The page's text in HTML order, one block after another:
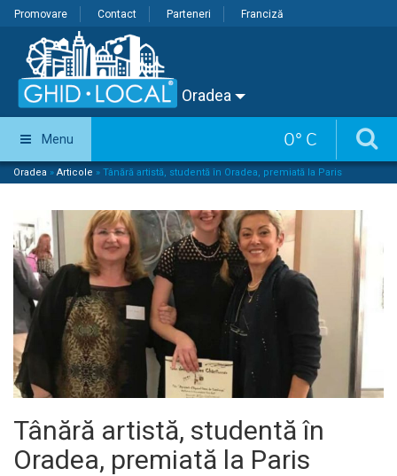
Promovare Contact Parteneri Franciză
Oradea
0° C
Menu
Oradea » Articole » Tânără artistă, studentă în Oradea, premiată la Paris
Tânără artistă, studentă în
Oradea, premiată la Paris